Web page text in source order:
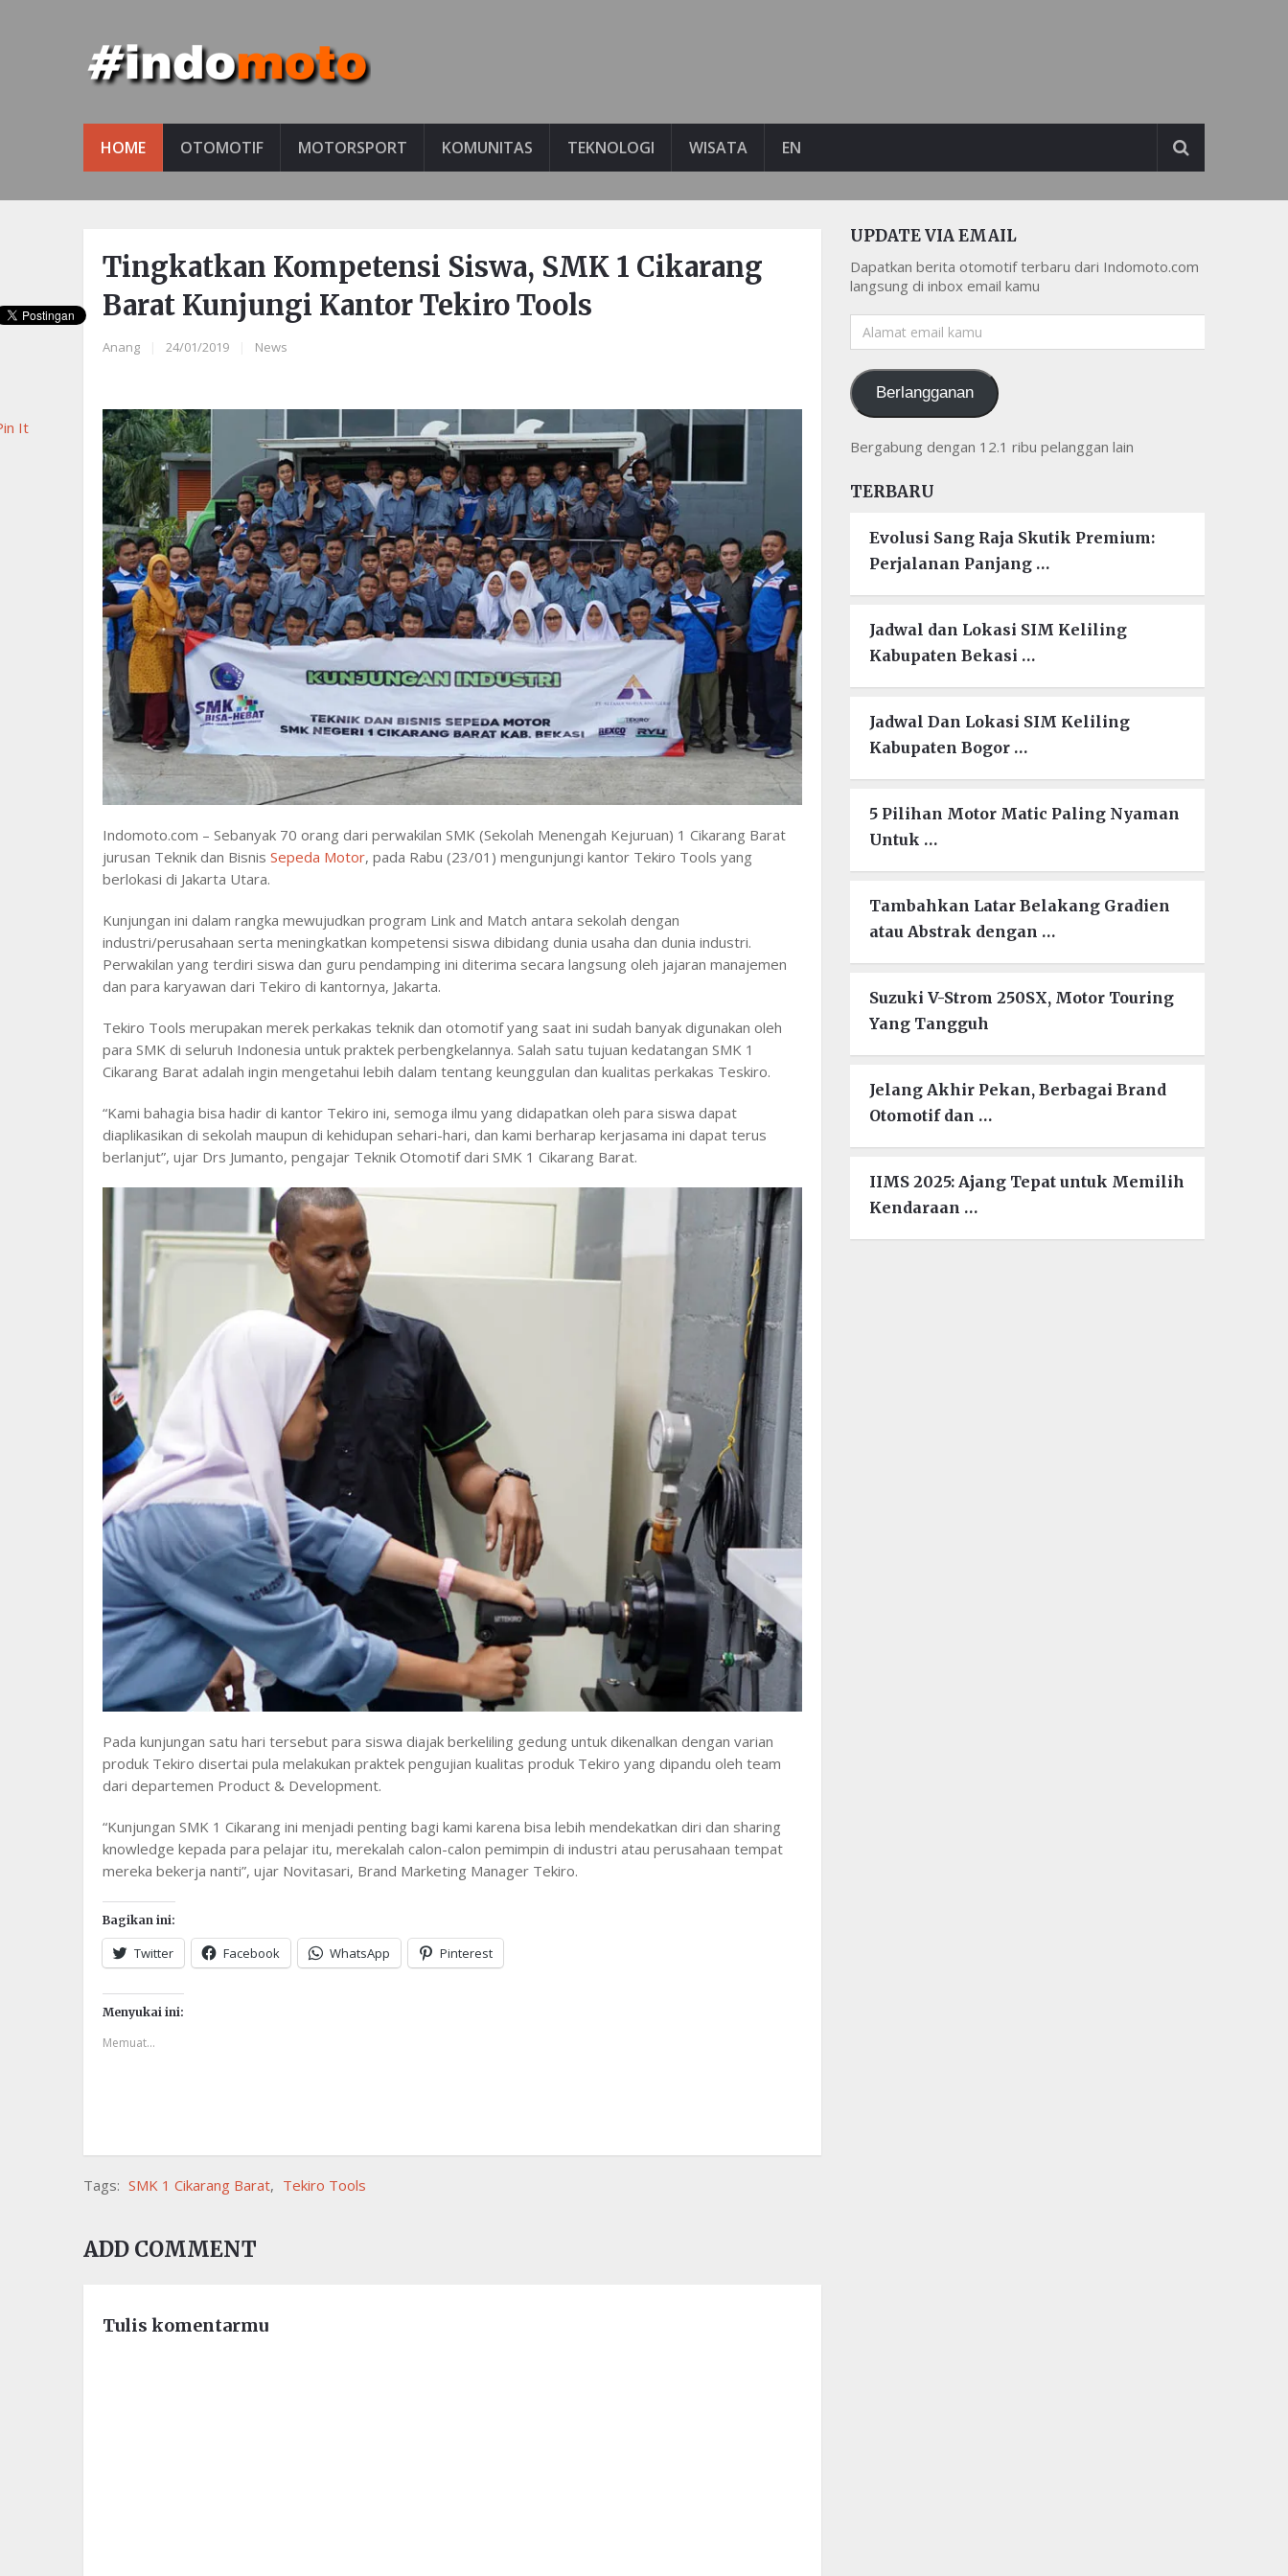
HOME OTOMOTIF MOTORSPORT KOMUNITAS TEKNOLOGI WISATA EN
Tingkatkan Kompetensi Siswa, SMK 1 Cikarang
Barat Kunjungi Kantor Tekiro Tools
Anang 24/01/2019 News
Indomoto.com – Sebanyak 70 orang dari perwakilan SMK (Sekolah Menengah Kejuruan) 1 Cikarang Barat
jurusan Teknik dan Bisnis Sepeda Motor, pada Rabu (23/01) mengunjungi kantor Tekiro Tools yang
berlokasi di Jakarta Utara.
Kunjungan ini dalam rangka mewujudkan program Link and Match antara sekolah dengan
industri/perusahaan serta meningkatkan kompetensi siswa dibidang dunia usaha dan dunia industri.
Perwakilan yang terdiri siswa dan guru pendamping ini diterima secara langsung oleh jajaran manajemen
dan para karyawan dari Tekiro di kantornya, Jakarta.
Tekiro Tools merupakan merek perkakas teknik dan otomotif yang saat ini sudah banyak digunakan oleh
para SMK di seluruh Indonesia untuk praktek perbengkelannya. Salah satu tujuan kedatangan SMK 1
Cikarang Barat adalah ingin mengetahui lebih dalam tentang keunggulan dan kualitas perkakas Teskiro.
“Kami bahagia bisa hadir di kantor Tekiro ini, semoga ilmu yang didapatkan oleh para siswa dapat
diaplikasikan di sekolah maupun di kehidupan sehari-hari, dan kami berharap kerjasama ini dapat terus
berlanjut”, ujar Drs Jumanto, pengajar Teknik Otomotif dari SMK 1 Cikarang Barat.
Pada kunjungan satu hari tersebut para siswa diajak berkeliling gedung untuk dikenalkan dengan varian
produk Tekiro disertai pula melakukan praktek pengujian kualitas produk Tekiro yang dipandu oleh team
dari departemen Product & Development.
“Kunjungan SMK 1 Cikarang ini menjadi penting bagi kami karena bisa lebih mendekatkan diri dan sharing
knowledge kepada para pelajar itu, merekalah calon-calon pemimpin di industri atau perusahaan tempat
mereka bekerja nanti”, ujar Novitasari, Brand Marketing Manager Tekiro.
Bagikan ini:
Twitter Facebook WhatsApp Pinterest
Menyukai ini:
Memuat...
It
Tags: SMK 1 Cikarang Barat, Tekiro Tools
ADD COMMENT
Tulis komentarmu
UPDATE VIA EMAIL
Dapatkan berita otomotif terbaru dari Indomoto.com
langsung di inbox email kamu
Alamat
email
Berlangganan
Bergabung dengan 12.1 ribu pelanggan lain
TERBARU
Evolusi Sang Raja Skutik Premium:
Perjalanan Panjang …
Jadwal dan Lokasi SIM Keliling
Kabupaten Bekasi …
Jadwal Dan Lokasi SIM Keliling
Kabupaten Bogor …
5 Pilihan Motor Matic Paling Nyaman
Untuk …
Tambahkan Latar Belakang Gradien
atau Abstrak dengan …
Suzuki V-Strom 250SX, Motor Touring
Yang Tangguh
Jelang Akhir Pekan, Berbagai Brand
Otomotif dan …
IIMS 2025: Ajang Tepat untuk Memilih
Kendaraan …